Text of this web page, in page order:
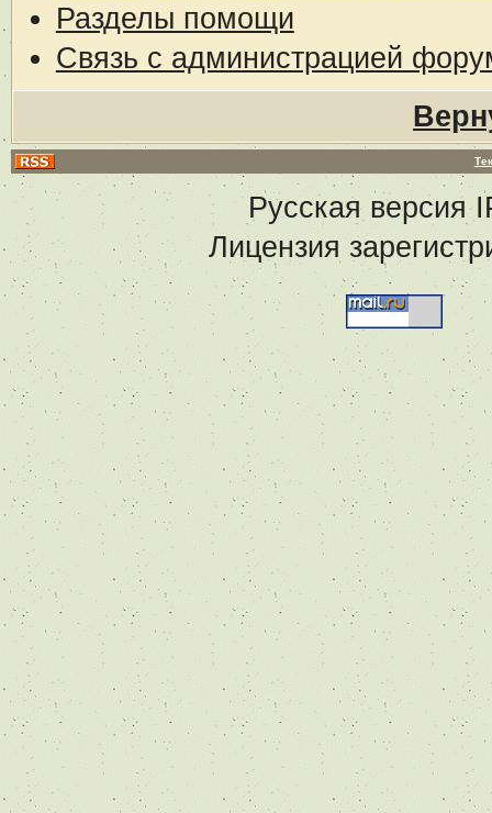
Разделы помощи
Связь с администрацией
Русская версия
Лицензия